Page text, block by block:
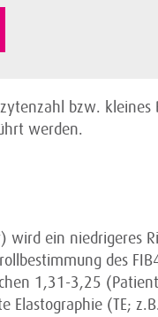
bzw. kleines
werden.
wird ein niedrigeres
des
1,31-3,25
Elastographie (TE;